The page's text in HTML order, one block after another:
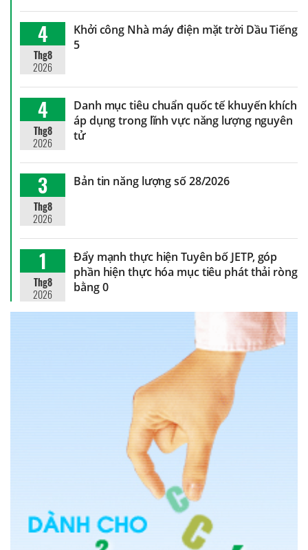
4
Thg8
2026
Khởi công Nhà máy điện mặt trời Dầu Tiếng
5
4
Thg8
2026
Danh mục tiêu chuẩn quốc tế khuyến khích
áp dụng trong lĩnh vực năng lượng nguyên
tử
3
Thg8
2026
Bản tin năng lượng số 28/2026
1
Thg8
2026
Đẩy mạnh thực hiện Tuyên bố JETP, góp
phần hiện thực hóa mục tiêu phát thải ròng
bằng 0